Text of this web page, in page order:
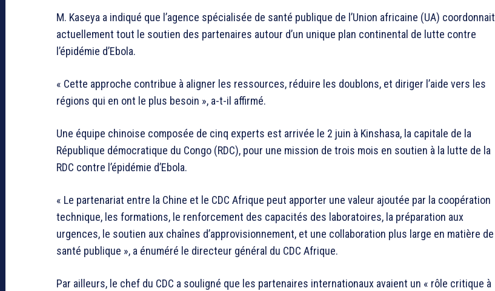
M. Kaseya a indiqué que l’agence spécialisée de santé publique de l’Union africaine (UA) coordonnait
actuellement tout le soutien des partenaires autour d’un unique plan continental de lutte contre
l’épidémie d’Ebola.
« Cette approche contribue à aligner les ressources, réduire les doublons, et diriger l’aide vers les
régions qui en ont le plus besoin », a-t-il affirmé.
Une équipe chinoise composée de cinq experts est arrivée le 2 juin à Kinshasa, la capitale de la
République démocratique du Congo (RDC), pour une mission de trois mois en soutien à la lutte de la
RDC contre l’épidémie d’Ebola.
« Le partenariat entre la Chine et le CDC Afrique peut apporter une valeur ajoutée par la coopération
technique, les formations, le renforcement des capacités des laboratoires, la préparation aux
urgences, le soutien aux chaînes d’approvisionnement, et une collaboration plus large en matière de
santé publique », a énuméré le directeur général du CDC Afrique.
Par ailleurs, le chef du CDC a souligné que les partenaires internationaux avaient un « rôle critique à